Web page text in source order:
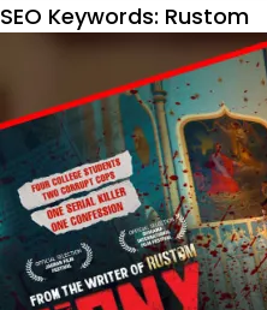
SEO Keywords: Rustom